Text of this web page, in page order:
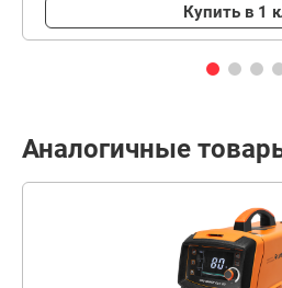
Купить в 1
Аналогичные